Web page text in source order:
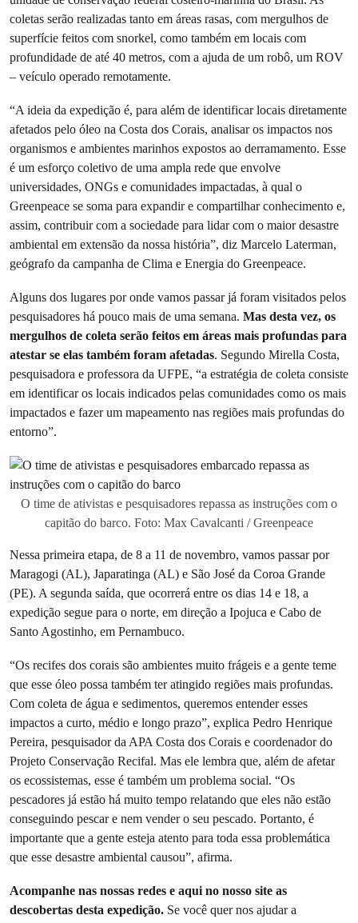
coletas serão realizadas tanto em áreas rasas, com mergulhos de
superfície feitos com snorkel, como também em locais com
profundidade de até 40 metros, com a ajuda de um robô, um ROV
– veículo operado remotamente.
“A ideia da expedição é, para além de identificar locais diretamente
afetados pelo óleo na Costa dos Corais, analisar os impactos nos
organismos e ambientes marinhos expostos ao derramamento. Esse
é um esforço coletivo de uma ampla rede que envolve
universidades, ONGs e comunidades impactadas, à qual o
Greenpeace se soma para expandir e compartilhar conhecimento e,
assim, contribuir com a sociedade para lidar com o maior desastre
ambiental em extensão da nossa história”, diz Marcelo Laterman,
geógrafo da campanha de Clima e Energia do Greenpeace.
Alguns dos lugares por onde vamos passar já foram visitados pelos
pesquisadores há pouco mais de uma semana. Mas desta vez, os
mergulhos de coleta serão feitos em áreas mais profundas para
atestar se elas também foram afetadas. Segundo Mirella Costa,
pesquisadora e professora da UFPE, “a estratégia de coleta consiste
em identificar os locais indicados pelas comunidades como os mais
impactados e fazer um mapeamento nas regiões mais profundas do
entorno”.
O time de ativistas e pesquisadores repassa as instruções com o
capitão do barco. Foto: Max Cavalcanti / Greenpeace
Nessa primeira etapa, de 8 a 11 de novembro, vamos passar por
Maragogi (AL), Japaratinga (AL) e São José da Coroa Grande
(PE). A segunda saída, que ocorrerá entre os dias 14 e 18, a
expedição segue para o norte, em direção a Ipojuca e Cabo de
Santo Agostinho, em Pernambuco.
“Os recifes dos corais são ambientes muito frágeis e a gente teme
que esse óleo possa também ter atingido regiões mais profundas.
Com coleta de água e sedimentos, queremos entender esses
impactos a curto, médio e longo prazo”, explica Pedro Henrique
Pereira, pesquisador da APA Costa dos Corais e coordenador do
Projeto Conservação Recifal. Mas ele lembra que, além de afetar
os ecossistemas, esse é também um problema social. “Os
pescadores já estão há muito tempo relatando que eles não estão
conseguindo pescar e nem vender o seu pescado. Portanto, é
importante que a gente esteja atento para toda essa problemática
que esse desastre ambiental causou”, afirma.
Acompanhe nas nossas redes e aqui no nosso site as
descobertas desta expedição. Se você quer nos ajudar a